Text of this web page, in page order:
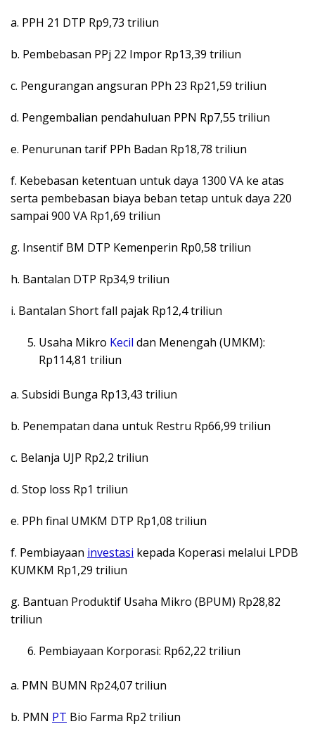
a. PPH 21 DTP Rp9,73 triliun
b. Pembebasan PPj 22 Impor Rp13,39 triliun
c. Pengurangan angsuran PPh 23 Rp21,59 triliun
d. Pengembalian pendahuluan PPN Rp7,55 triliun
e. Penurunan tarif PPh Badan Rp18,78 triliun
f. Kebebasan ketentuan untuk daya 1300 VA ke atas
serta pembebasan biaya beban tetap untuk daya 220
sampai 900 VA Rp1,69 triliun
g. Insentif BM DTP Kemenperin Rp0,58 triliun
h. Bantalan DTP Rp34,9 triliun
i. Bantalan Short fall pajak Rp12,4 triliun
Usaha Mikro Kecil dan Menengah (UMKM):
Rp114,81 triliun
a. Subsidi Bunga Rp13,43 triliun
b. Penempatan dana untuk Restru Rp66,99 triliun
c. Belanja UJP Rp2,2 triliun
d. Stop loss Rp1 triliun
e. PPh final UMKM DTP Rp1,08 triliun
f. Pembiayaan investasi kepada Koperasi melalui LPDB
KUMKM Rp1,29 triliun
g. Bantuan Produktif Usaha Mikro (BPUM) Rp28,82
triliun
Pembiayaan Korporasi: Rp62,22 triliun
a. PMN BUMN Rp24,07 triliun
b. PMN PT Bio Farma Rp2 triliun